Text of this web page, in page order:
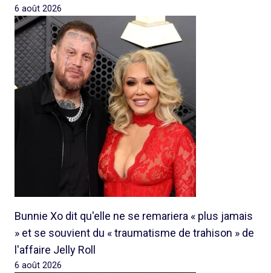
6 août 2026
Bunnie Xo dit qu'elle ne se remariera « plus jamais
» et se souvient du « traumatisme de trahison » de
l'affaire Jelly Roll
6 août 2026